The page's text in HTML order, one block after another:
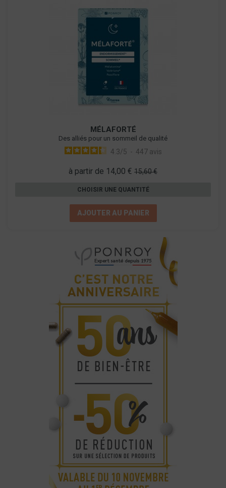
MÉLAFORTÉ
Des alliés pour un sommeil de qualité
4.3/5 - 447 avis
à partir de 14,00 € 15,60 €
CHOISIR UNE QUANTITÉ
AJOUTER AU PANIER